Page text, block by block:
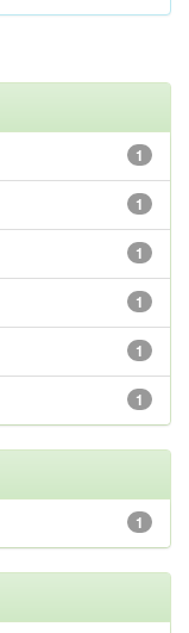
1
1
1
1
1
1
1